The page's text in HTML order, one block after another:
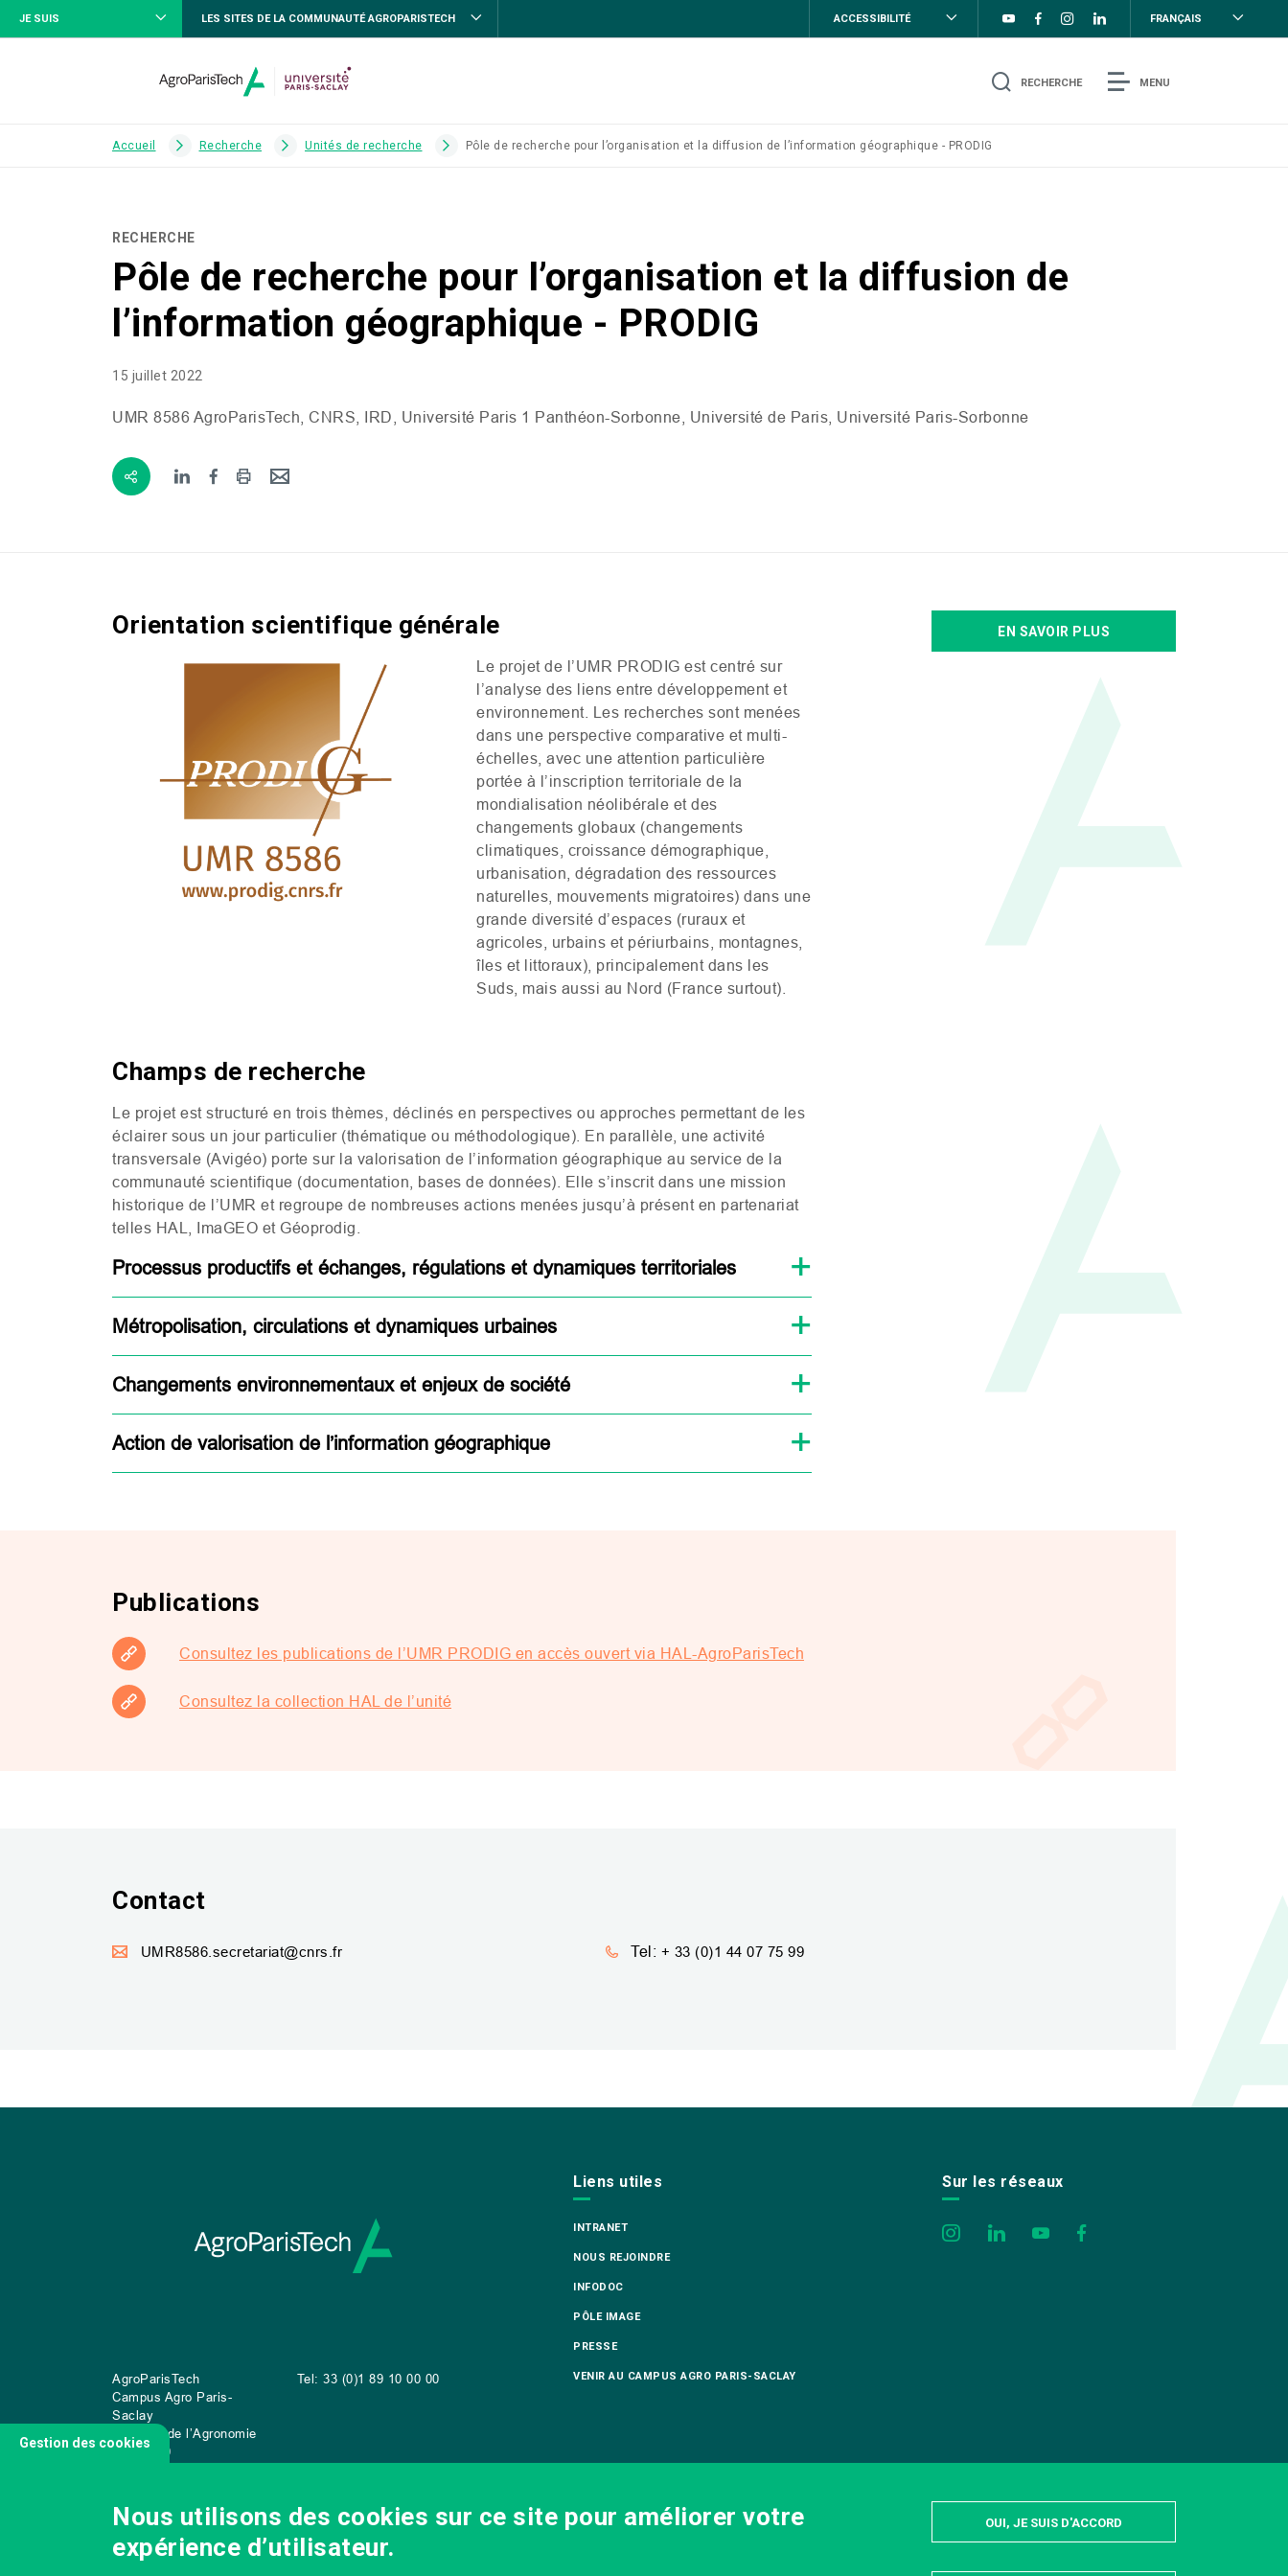
JE SUIS LES SITES DE LA COMMUNAUTÉ AGROPARISTECH ACCESSIBILITÉ FRANÇAIS
RECHERCHE MENU
Accueil Recherche Unités de recherche Pôle de recherche pour l’organisation et la diffusion de l’information géographique - PRODIG
RECHERCHE
Pôle de recherche pour l’organisation et la diffusion de
l’information géographique - PRODIG
15 juillet 2022
UMR 8586 AgroParisTech, CNRS IRD , Université Paris 1 Panthéon-Sorbonne, Université de Paris, Université Paris-Sorbonne
Orientation scientifique générale
Le projet de l’UMR PRODIG est centré sur
l’analyse des liens entre développement et
environnement. Les recherches sont menées
dans une perspective comparative et multi-
échelles, avec une attention particulière
portée à l’inscription territoriale de la
mondialisation néolibérale et des
changements globaux (changements
climatiques, croissance démographique,
urbanisation, dégradation des ressources
naturelles, mouvements migratoires) dans une
grande diversité d’espaces (ruraux et
agricoles, urbains et périurbains, montagnes,
îles et littoraux), principalement dans les
Suds, mais aussi au Nord (France surtout).
Champs de recherche
Le projet est structuré en trois thèmes, déclinés en perspectives ou approches permettant de les
éclairer sous un jour particulier (thématique ou méthodologique). En parallèle, une activité
transversale (Avigéo) porte sur la valorisation de l’information géographique au service de la
communauté scientifique (documentation, bases de données). Elle s’inscrit dans une mission
historique de l’UMR et regroupe de nombreuses actions menées jusqu’à présent en partenariat
telles HAL , ImaGEO et Géoprodig.
Processus productifs et échanges, régulations et dynamiques territoriales
Métropolisation, circulations et dynamiques urbaines
Changements environnementaux et enjeux de société
Action de valorisation de l’information géographique
EN SAVOIR PLUS
Publications
Consultez les publications de l’UMR PRODIG en accès ouvert via HAL-AgroParisTech
Consultez la collection HAL de l’unité
Contact
UMR8586.secretariat@cnrs.fr Tel: + 33 (0)1 44 07 75 99
AgroParisTech
Campus Agro Paris-
Saclay
22 place de l’Agronomie
CS20040
Tel: 33 (0)1 89 10 00 00
Liens utiles
INTRANET
NOUS REJOINDRE
INFODOC
PÔLE IMAGE
PRESSE
VENIR AU CAMPUS AGRO PARIS-SACLAY
Sur les réseaux
Gestion des cookies
Nous utilisons des cookies sur ce site pour améliorer votre
expérience d’utilisateur.
OUI, JE SUIS D'ACCORD